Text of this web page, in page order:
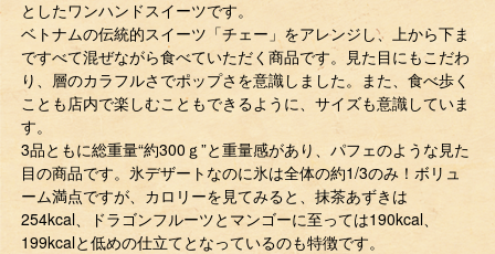
としたワンハンドスイーツです。
ベトナムの伝統的スイーツ「チェー」をアレンジし、上から下ま
ですべて混ぜながら食べていただく商品です。見た目にもこだわ
り、層のカラフルさでポップさを意識しました。また、食べ歩く
ことも店内で楽しむこともできるように、サイズも意識していま
す。
3品ともに総重量“約300ｇ”と重量感があり、パフェのような見た
目の商品です。氷デザートなのに氷は全体の約1/3のみ！ボリュ
ーム満点ですが、カロリーを見てみると、抹茶あずきは
254kcal、ドラゴンフルーツとマンゴーに至っては190kcal、
199kcalと低めの仕立てとなっているのも特徴です。